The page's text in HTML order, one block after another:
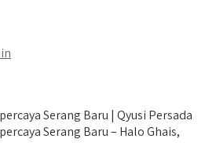
Serang Baru | Qyusi Persada
Serang Baru – Halo Ghais,